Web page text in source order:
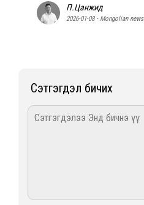
П.Цанжид
2026-01-08 - Mongolian news
Сэтгэгдэл бичих